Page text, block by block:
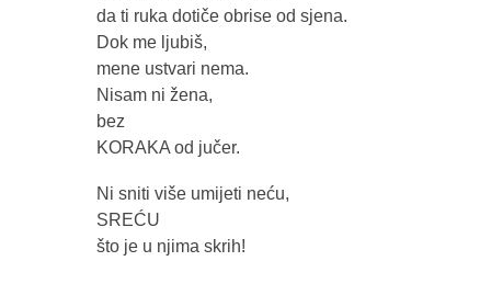
da ti ruka dotiče obrise od sjena.
Dok me ljubiš,
mene ustvari nema.
Nisam ni žena,
bez
KORAKA od jučer.
Ni sniti više umijeti neću,
SREĆU
što je u njima skrih!